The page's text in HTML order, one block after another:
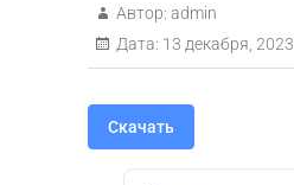
Автор: admin
Дата: 13 декабря, 2023
Скачать